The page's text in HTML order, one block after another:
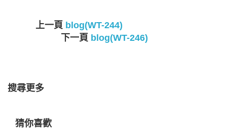
上一頁 blog(WT-244)
下一頁 blog(WT-246)
搜尋更多
猜你喜歡